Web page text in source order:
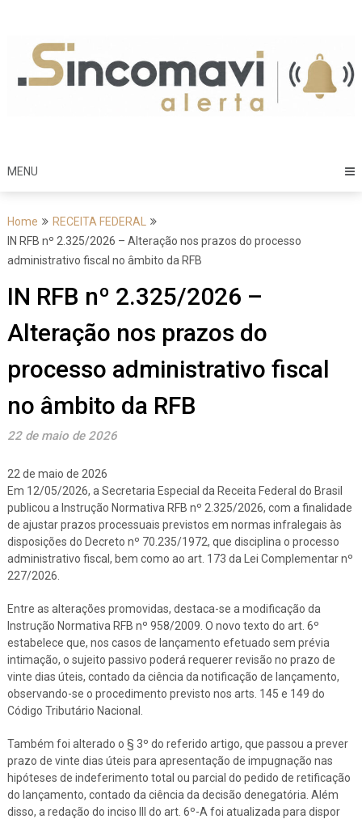
content
MENU
Home
RECEITA FEDERAL
IN RFB nº 2.325/2026 – Alteração nos prazos do processo
administrativo fiscal no âmbito da RFB
IN RFB nº 2.325/2026 –
Alteração nos prazos do
processo administrativo fiscal
no âmbito da RFB
22 de maio de 2026
22 de maio de 2026
Em 12/05/2026, a Secretaria Especial da Receita Federal do Brasil
publicou a Instrução Normativa RFB nº 2.325/2026, com a finalidade
de ajustar prazos processuais previstos em normas infralegais às
disposições do Decreto nº 70.235/1972, que disciplina o processo
administrativo fiscal, bem como ao art. 173 da Lei Complementar nº
227/2026.
Entre as alterações promovidas, destaca-se a modificação da
Instrução Normativa RFB nº 958/2009. O novo texto do art. 6º
estabelece que, nos casos de lançamento efetuado sem prévia
intimação, o sujeito passivo poderá requerer revisão no prazo de
vinte dias úteis, contado da ciência da notificação de lançamento,
observando-se o procedimento previsto nos arts. 145 e 149 do
Código Tributário Nacional.
Também foi alterado o § 3º do referido artigo, que passou a prever
prazo de vinte dias úteis para apresentação de impugnação nas
hipóteses de indeferimento total ou parcial do pedido de retificação
do lançamento, contado da ciência da decisão denegatória. Além
disso, a redação do inciso III do art. 6º-A foi atualizada para dispor